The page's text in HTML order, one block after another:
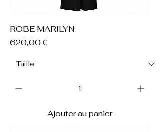
ROBE MARILYN
Prix
620,00 €
Ajouter au panier